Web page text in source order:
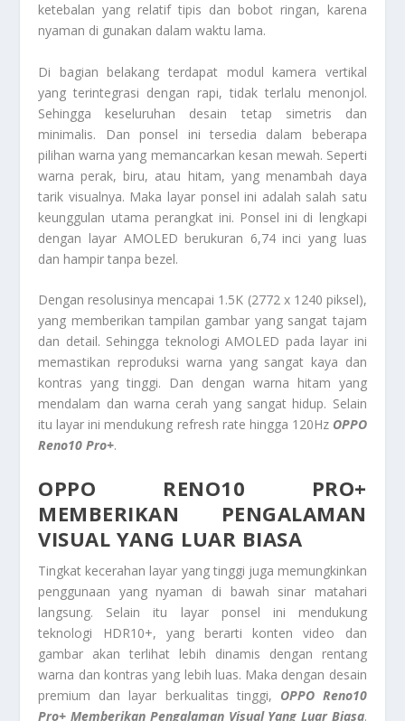
ketebalan yang relatif tipis dan bobot ringan, karena
nyaman di gunakan dalam waktu lama.
Di bagian belakang terdapat modul kamera vertikal
yang terintegrasi dengan rapi, tidak terlalu menonjol.
Sehingga keseluruhan desain tetap simetris dan
minimalis. Dan ponsel ini tersedia dalam beberapa
pilihan warna yang memancarkan kesan mewah. Seperti
warna perak, biru, atau hitam, yang menambah daya
tarik visualnya. Maka layar ponsel ini adalah salah satu
keunggulan utama perangkat ini. Ponsel ini di lengkapi
dengan layar AMOLED berukuran 6,74 inci yang luas
dan hampir tanpa bezel.
Dengan resolusinya mencapai 1.5K (2772 x 1240 piksel),
yang memberikan tampilan gambar yang sangat tajam
dan detail. Sehingga teknologi AMOLED pada layar ini
memastikan reproduksi warna yang sangat kaya dan
kontras yang tinggi. Dan dengan warna hitam yang
mendalam dan warna cerah yang sangat hidup. Selain
itu layar ini mendukung refresh rate hingga 120Hz OPPO
Reno10 Pro+.
OPPO RENO10 PRO+
MEMBERIKAN PENGALAMAN
VISUAL YANG LUAR BIASA
Tingkat kecerahan layar yang tinggi juga memungkinkan
penggunaan yang nyaman di bawah sinar matahari
langsung. Selain itu layar ponsel ini mendukung
teknologi HDR10+, yang berarti konten video dan
gambar akan terlihat lebih dinamis dengan rentang
warna dan kontras yang lebih luas. Maka dengan desain
premium dan layar berkualitas tinggi, OPPO Reno10
Pro+ Memberikan Pengalaman Visual Yang Luar Biasa.